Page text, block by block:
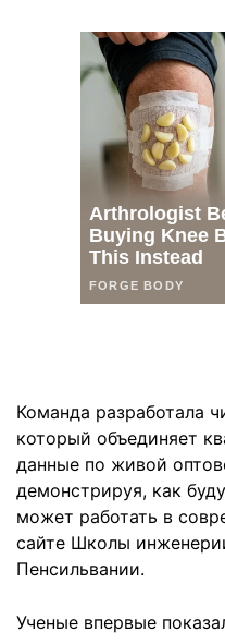
Команда разработала
который объединяет
данные по живой
демонстрируя, как
может работать в
сайте Школы
Пенсильвании.
Ученые впервые